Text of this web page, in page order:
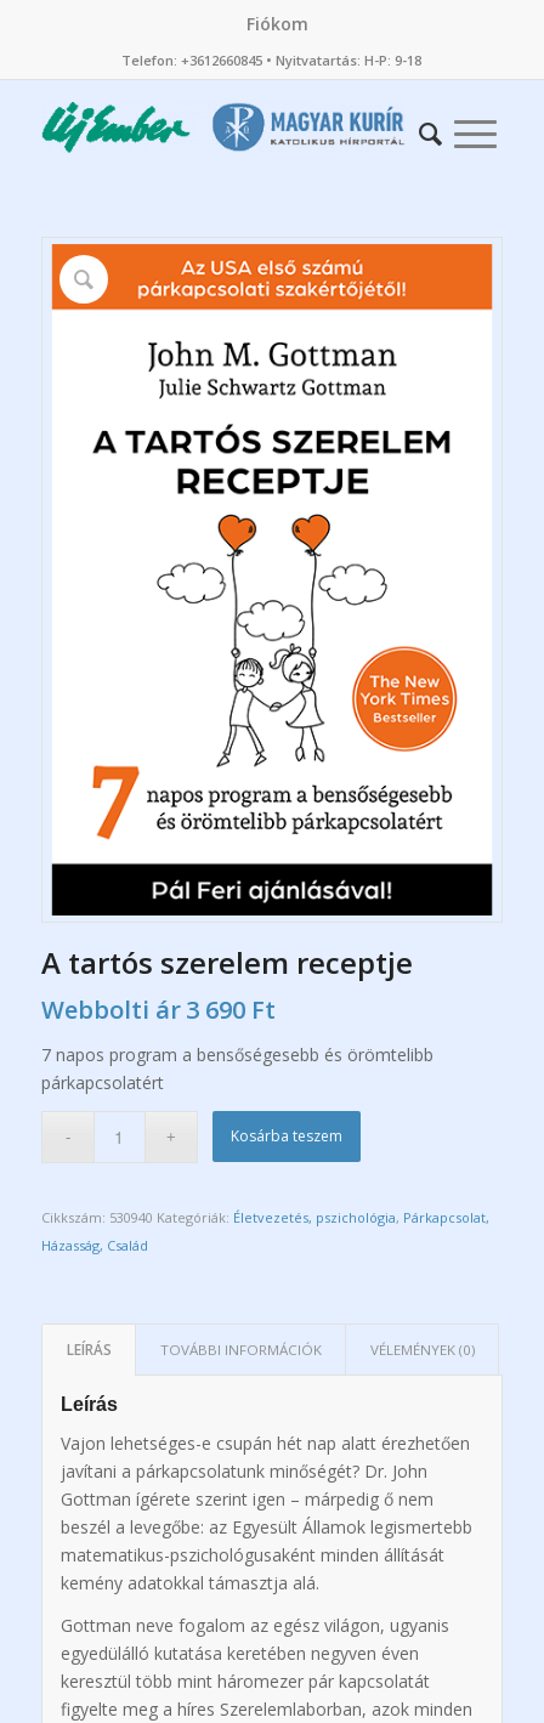
Fiókom
Telefon: +3612660845 • Nyitvatartás: H-P: 9-18
A tartós szerelem receptje
Webbolti ár 3 690 Ft
7 napos program a bensőségesebb és örömtelibb
párkapcsolatért
Kosárba teszem
Cikkszám: 530940 Kategóriák: Életvezetés, pszichológia, Párkapcsolat,
Házasság, Család
LEÍRÁS TOVÁBBI INFORMÁCIÓK VÉLEMÉNYEK (0)
Leírás
Vajon lehetséges-e csupán hét nap alatt érezhetően
javítani a párkapcsolatunk minőségét? Dr. John
Gottman ígérete szerint igen – márpedig ő nem
beszél a levegőbe: az Egyesült Államok legismertebb
matematikus-pszichológusaként minden állítását
kemény adatokkal támasztja alá.
Gottman neve fogalom az egész világon, ugyanis
egyedülálló kutatása keretében negyven éven
keresztül több mint háromezer pár kapcsolatát
figyelte meg a híres Szerelemlaborban, azok minden